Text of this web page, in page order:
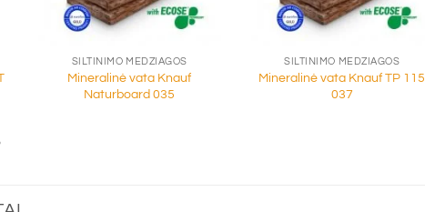
ŠILTINIMO MEDŽIAGOS
Mineralinė vata Knauf
Naturboard 035
ŠILTINIMO MEDŽIAGOS
Mineralinė vata Knauf TP 115
037